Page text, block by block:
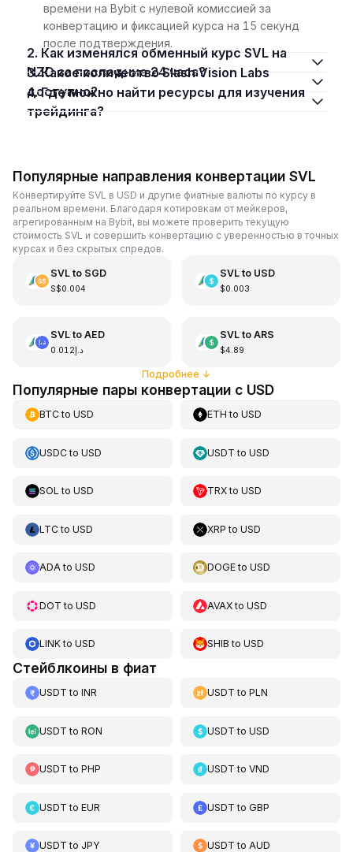
времени на Bybit с нулевой комиссией за
конвертацию и фиксацией курса на 15 секунд
после подтверждения.
2. Как изменялся обменный курс SVL на
NZD за последние 24 часа?
3. Какое количество Slash Vision Labs
доступно?
4. Где можно найти ресурсы для изучения
трейдинга?
Популярные направления конвертации SVL
Конвертируйте SVL в USD и другие фиатные валюты по курсу в
реальном времени. Благодаря котировкам от мейкеров,
агрегированным на Bybit, вы можете проверить текущую
стоимость SVL и совершить конвертацию с уверенностью в точных
курсах и без скрытых спредов.
SVLto SGD
S$0.004
SVLto USD
$0.003
SVLto AED
د.إ0.012
SVLto ARS
$4.89
Подробнее ↓
Популярные пары конвертации с USD
BTCto USD ETH toUSD
USDCto USD USDT toUSD
SOL to USD TRXtoUSD
LTCto USD XRP toUSD
ADAto USD DOGEtoUSD
DOT to USD AVAXtoUSD
LINKto USD SHIB toUSD
Стейблкоины в фиат
USDT to INR USDT toPLN
USDT to RON USDT toUSD
USDT to PHP USDT toVND
USDT to EUR USDT toGBP
USDT to JPY USDT toAUD